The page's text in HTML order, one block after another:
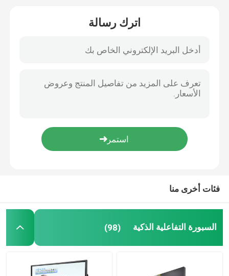
السبورة الإلكترونية التفاعلية
شاشة تعمل باللمس بالأشعة تحت الحمراء
كاميرا وثيقة متخيل
الطوطم لافتات رقمية
اترك رسالة
فئات أخرى منا
السبورة التفاعلية الذكية (98)